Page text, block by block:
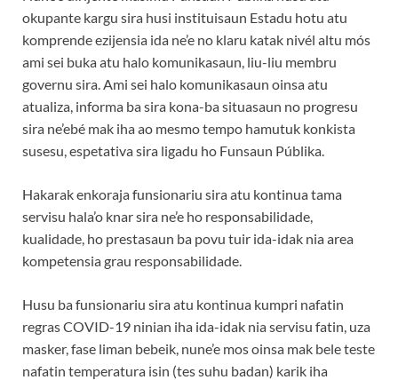
okupante kargu sira husi instituisaun Estadu hotu atu
komprende ezijensia ida ne’e no klaru katak nivél altu mós
ami sei buka atu halo komunikasaun, liu-liu membru
governu sira. Ami sei halo komunikasaun oinsa atu
atualiza, informa ba sira kona-ba situasaun no progresu
sira ne’ebé mak iha ao mesmo tempo hamutuk konkista
susesu, espetativa sira ligadu ho Funsaun Públika.
Hakarak enkoraja funsionariu sira atu kontinua tama
servisu hala’o knar sira ne’e ho responsabilidade,
kualidade, ho prestasaun ba povu tuir ida-idak nia area
kompetensia grau responsabilidade.
Husu ba funsionariu sira atu kontinua kumpri nafatin
regras COVID-19 ninian iha ida-idak nia servisu fatin, uza
masker, fase liman bebeik, nune’e mos oinsa mak bele teste
nafatin temperatura isin (tes suhu badan) karik iha